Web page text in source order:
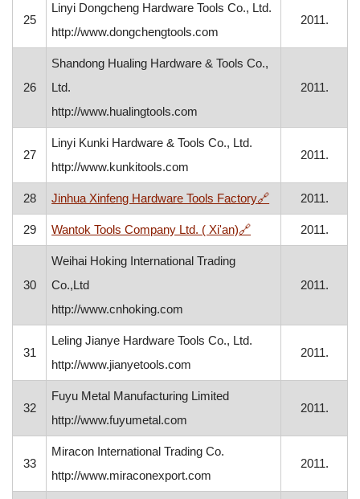
25
Linyi Dongcheng Hardware Tools Co., Ltd.
http://www.dongchengtools.com
2011.
26
Shandong Hualing Hardware & Tools Co.,
Ltd.
http://www.hualingtools.com
2011.
27
Linyi Kunki Hardware & Tools Co., Ltd.
http://www.kunkitools.com
2011.
28 Jinhua Xinfeng Hardware Tools Factory🔗, otvara se u
2011.
29 Wantok Tools Company Ltd. ( Xi'an)🔗, otvara se u novom
2011.
30
Weihai Hoking International Trading
Co.,Ltd
http://www.cnhoking.com
2011.
31
Leling Jianye Hardware Tools Co., Ltd.
http://www.jianyetools.com
2011.
32
Fuyu Metal Manufacturing Limited
http://www.fuyumetal.com
2011.
33
Miracon International Trading Co.
http://www.miraconexport.com
2011.